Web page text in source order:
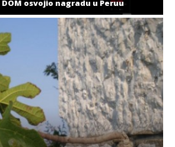
osvojio nagradu u Peruu